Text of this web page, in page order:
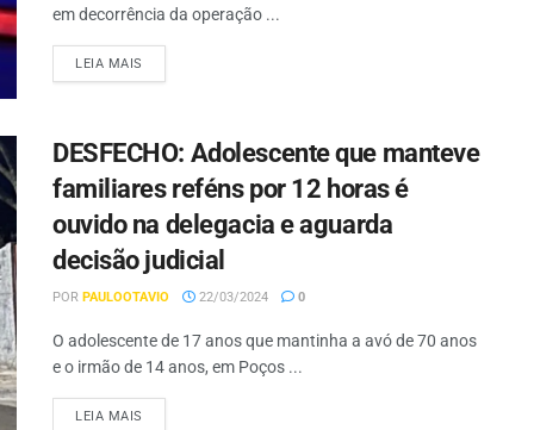
em decorrência da operação ...
LEIA MAIS
DESFECHO: Adolescente que manteve
familiares reféns por 12 horas é
ouvido na delegacia e aguarda
decisão judicial
POR PAULOOTAVIO 22/03/2024 0
O adolescente de 17 anos que mantinha a avó de 70 anos
e o irmão de 14 anos, em Poços ...
LEIA MAIS